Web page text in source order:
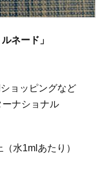
ネード」
ョッピングなど
ナショナル
水1mlあたり）